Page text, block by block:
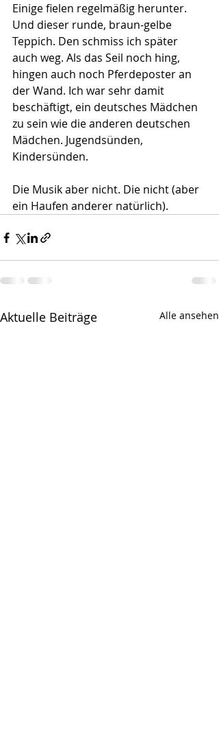
Einige fielen regelmäßig herunter.
Und dieser runde, braun-gelbe
Teppich. Den schmiss ich später
auch weg. Als das Seil noch hing,
hingen auch noch Pferdeposter an
der Wand. Ich war sehr damit
beschäftigt, ein deutsches Mädchen
zu sein wie die anderen deutschen
Mädchen. Jugendsünden,
Kindersünden.
Die Musik aber nicht. Die nicht (aber
ein Haufen anderer natürlich).
Aktuelle Beiträge Alle ansehen